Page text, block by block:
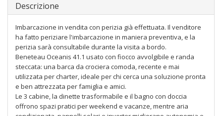
Descrizione
Imbarcazione in vendita con perizia già effettuata. Il venditore
ha fatto periziare l'imbarcazione in maniera preventiva, e la
perizia sarà consultabile durante la visita a bordo.
Beneteau Oceanis 41.1 usato con fiocco avvolgibile e randa
steccata: una barca da crociera comoda, recente e mai
utilizzata per charter, ideale per chi cerca una soluzione pronta
e ben attrezzata per famiglia e amici.
Le 3 cabine, la dinette trasformabile e il bagno con doccia
offrono spazi pratici per weekend e vacanze, mentre aria